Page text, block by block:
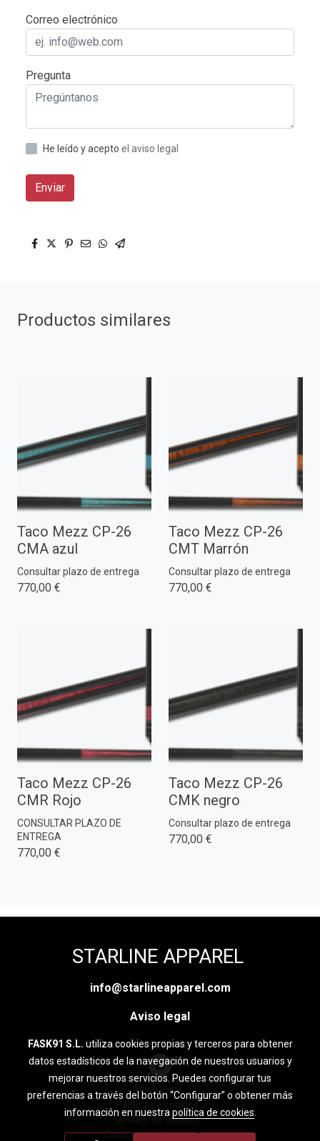
Correo electrónico
Pregunta
He leído y acepto el aviso legal
Enviar
Productos similares
Taco Mezz CP-26
CMA azul
Consultar plazo de entrega
770,00 €
Taco Mezz CP-26
CMT Marrón
Consultar plazo de entrega
770,00 €
Taco Mezz CP-26
CMR Rojo
CONSULTAR PLAZO DE
ENTREGA
770,00 €
Taco Mezz CP-26
CMK negro
Consultar plazo de entrega
770,00 €
STARLINE APPAREL
info@starlineapparel.com
Aviso legal
Aviso legal
Política de cookies
Gestión de cookies
Condiciones de compra
FASK91 S.L. utiliza cookies propias y terceros para obtener
datos estadísticos de la navegación de nuestros usuarios y
mejorar nuestros servicios. Puedes configurar tus
preferencias a través del botón “Configurar” o obtener más
información en nuestra política de cookies